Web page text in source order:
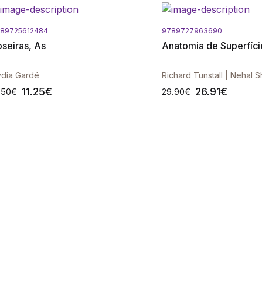
As
Gardé
€ 11.25€
9789727963690
Anatomia de
Richard Tunstall | Nehal
29.90€ 26.91€